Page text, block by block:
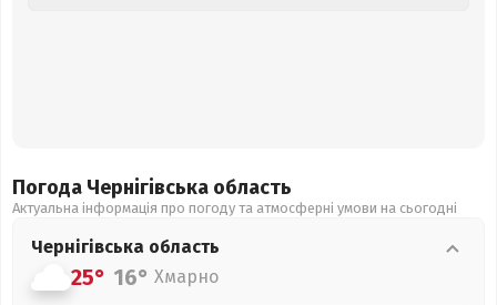
Погода Чернігівська область
Актуальна інформація про погоду та атмосферні умови на сьогодні
Чернігівська область
25° 16° Хмарно